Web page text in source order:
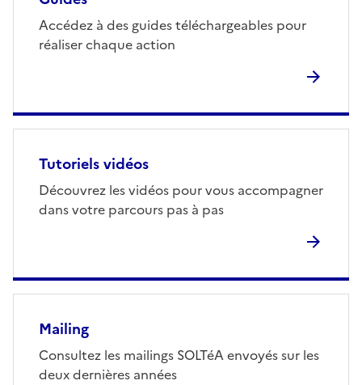
Accédez à des guides téléchargeables pour
réaliser chaque action
Tutoriels vidéos
Découvrez les vidéos pour vous accompagner
dans votre parcours pas à pas
Mailing
Consultez les mailings SOLTéA envoyés sur les
deux dernières années